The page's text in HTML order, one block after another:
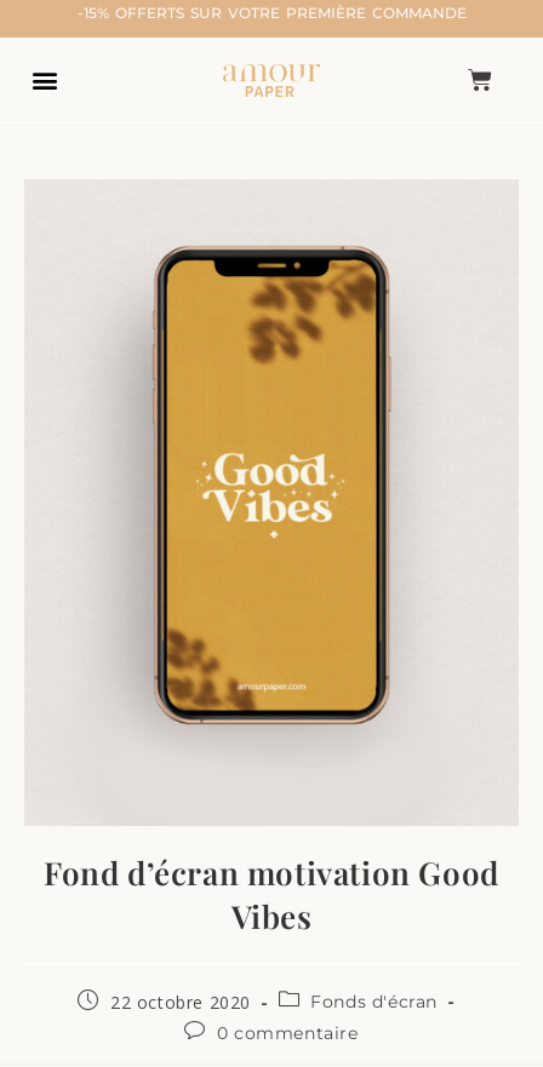
-15% OFFERTS SUR VOTRE PREMIÈRE COMMANDE
Fond d’écran motivation Good
Vibes
22 octobre 2020
Fonds d'écran
0 commentaire